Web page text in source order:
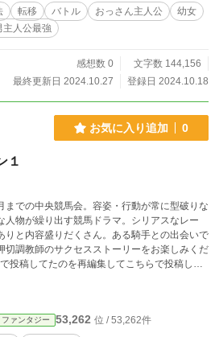
転移 バトル おっさん主人公
幼女
主人公最強
感想数 0
文字数 144,156
最終更新日 2024.10.27
登録日 2024.10.18
お気に入り追加 0
１
での中央競馬会。容姿・行動が常に型破りな
人物が繰り出す競馬ドラマ。シリアスなレー
りと内容盛りだくさん。ある騎手との出会いで
切調教師のサクセスストーリーをお楽しみくだ
ファンタジー 53,262 位 / 53,262件